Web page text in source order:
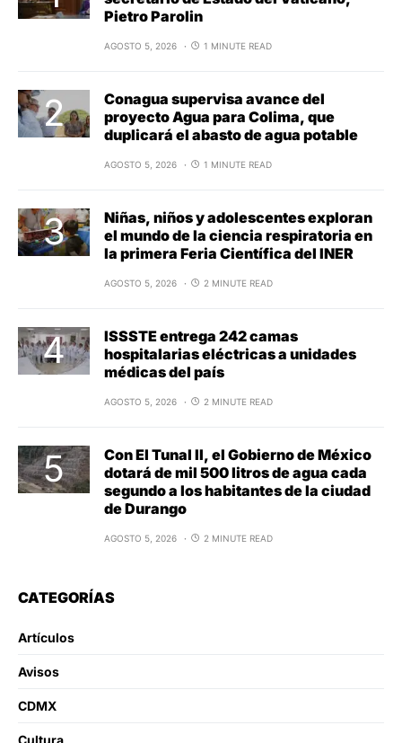
Pietro Parolin
AGOSTO 5, 2026 1 MINUTE READ
Conagua supervisa avance del
proyecto Agua para Colima, que
duplicará el abasto de agua potable
AGOSTO 5, 2026 1 MINUTE READ
Niñas, niños y adolescentes exploran
el mundo de la ciencia respiratoria en
la primera Feria Científica del INER
AGOSTO 5, 2026 2 MINUTE READ
ISSSTE entrega 242 camas
hospitalarias eléctricas a unidades
médicas del país
AGOSTO 5, 2026 2 MINUTE READ
Con El Tunal II, el Gobierno de México
dotará de mil 500 litros de agua cada
segundo a los habitantes de la ciudad
de Durango
AGOSTO 5, 2026 2 MINUTE READ
CATEGORÍAS
Artículos
Avisos
CDMX
Cultura